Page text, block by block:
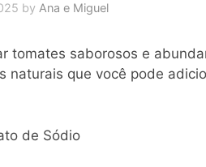
by Ana e Miguel
tomates saborosos e
naturais que você pode
de Sódio